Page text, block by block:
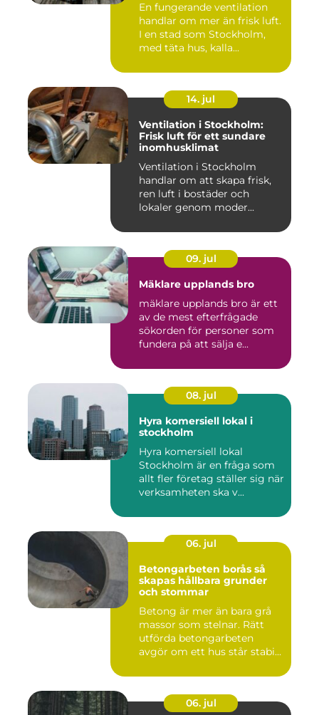
En fungerande ventilation
handlar om mer än frisk luft.
I en stad som Stockholm,
med täta hus, kalla...
14. jul
Ventilation i Stockholm:
Frisk luft för ett sundare
inomhusklimat
Ventilation i Stockholm
handlar om att skapa frisk,
ren luft i bostäder och
lokaler genom moder...
09. jul
Mäklare upplands bro
mäklare upplands bro är ett
av de mest efterfrågade
sökorden för personer som
fundera på att sälja e...
08. jul
Hyra komersiell lokal i
stockholm
Hyra komersiell lokal
Stockholm är en fråga som
allt fler företag ställer sig när
verksamheten ska v...
06. jul
Betongarbeten borås så
skapas hållbara grunder
och stommar
Betong är mer än bara grå
massor som stelnar. Rätt
utförda betongarbeten
avgör om ett hus står stabi...
06. jul